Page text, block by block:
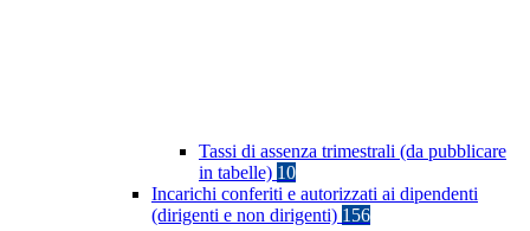
Tassi di assenza trimestrali (da pubblicare
in tabelle) 10
Incarichi conferiti e autorizzati ai dipendenti
(dirigenti e non dirigenti) 156